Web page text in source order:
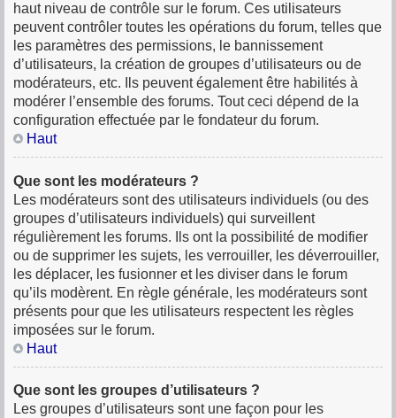
haut niveau de contrôle sur le forum. Ces utilisateurs
peuvent contrôler toutes les opérations du forum, telles que
les paramètres des permissions, le bannissement
d’utilisateurs, la création de groupes d’utilisateurs ou de
modérateurs, etc. Ils peuvent également être habilités à
modérer l’ensemble des forums. Tout ceci dépend de la
configuration effectuée par le fondateur du forum.
Haut
Que sont les modérateurs ?
Les modérateurs sont des utilisateurs individuels (ou des
groupes d’utilisateurs individuels) qui surveillent
régulièrement les forums. Ils ont la possibilité de modifier
ou de supprimer les sujets, les verrouiller, les déverrouiller,
les déplacer, les fusionner et les diviser dans le forum
qu’ils modèrent. En règle générale, les modérateurs sont
présents pour que les utilisateurs respectent les règles
imposées sur le forum.
Haut
Que sont les groupes d’utilisateurs ?
Les groupes d’utilisateurs sont une façon pour les